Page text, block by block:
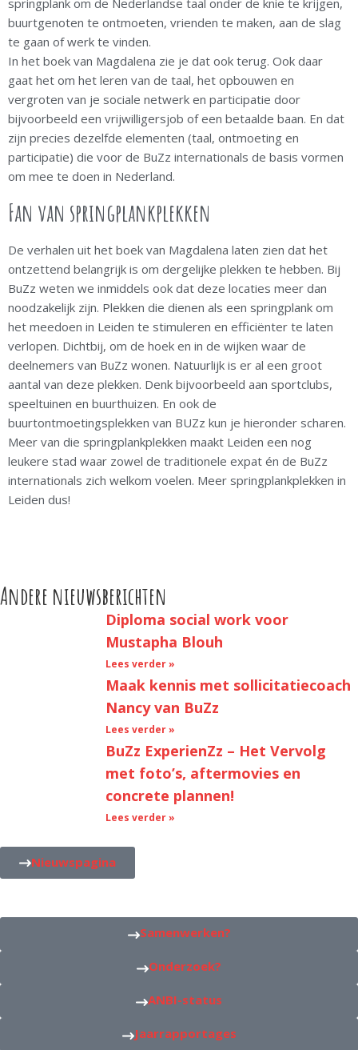
springplank om de Nederlandse taal onder de knie te krijgen,
buurtgenoten te ontmoeten, vrienden te maken, aan de slag
te gaan of werk te vinden.
In het boek van Magdalena zie je dat ook terug. Ook daar
gaat het om het leren van de taal, het opbouwen en
vergroten van je sociale netwerk en participatie door
bijvoorbeeld een vrijwilligersjob of een betaalde baan. En dat
zijn precies dezelfde elementen (taal, ontmoeting en
participatie) die voor de BuZz internationals de basis vormen
om mee te doen in Nederland.
Fan van springplankplekken
De verhalen uit het boek van Magdalena laten zien dat het
ontzettend belangrijk is om dergelijke plekken te hebben. Bij
BuZz weten we inmiddels ook dat deze locaties meer dan
noodzakelijk zijn. Plekken die dienen als een springplank om
het meedoen in Leiden te stimuleren en efficiënter te laten
verlopen. Dichtbij, om de hoek en in de wijken waar de
deelnemers van BuZz wonen. Natuurlijk is er al een groot
aantal van deze plekken. Denk bijvoorbeeld aan sportclubs,
speeltuinen en buurthuizen. En ook de
buurtontmoetingsplekken van BUZz kun je hieronder scharen.
Meer van die springplankplekken maakt Leiden een nog
leukere stad waar zowel de traditionele expat én de BuZz
internationals zich welkom voelen. Meer springplankplekken in
Leiden dus!
Andere nieuwsberichten
Diploma social work voor
Mustapha Blouh
Lees verder »
Maak kennis met sollicitatiecoach
Nancy van BuZz
Lees verder »
BuZz ExperienZz – Het Vervolg
met foto’s, aftermovies en
concrete plannen!
Lees verder »
Nieuwspagina
Samenwerken?
Onderzoek?
ANBI-status
Jaarrapportages